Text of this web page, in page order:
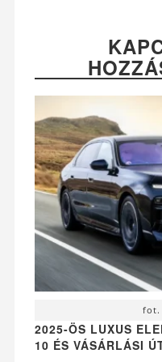
fot.
2025-ÖS LUXUS
10 ÉS VÁSÁRLÁSI